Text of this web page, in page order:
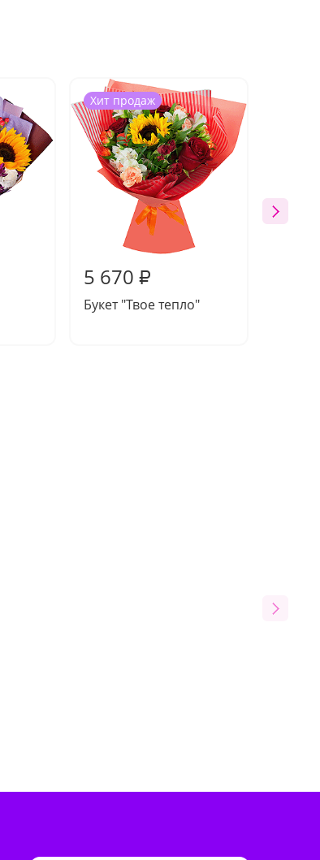
Хит продаж
5 670 ₽
Букет "Твое тепло"